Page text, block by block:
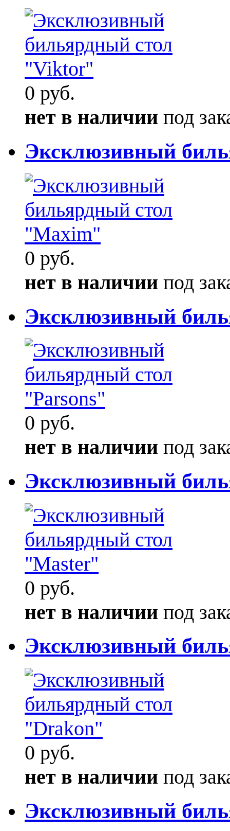
0 руб.
нет в наличии под
Эксклюзивный
0 руб.
нет в наличии под
Эксклюзивный
0 руб.
нет в наличии под
Эксклюзивный
0 руб.
нет в наличии под
Эксклюзивный
0 руб.
нет в наличии под
Эксклюзивный